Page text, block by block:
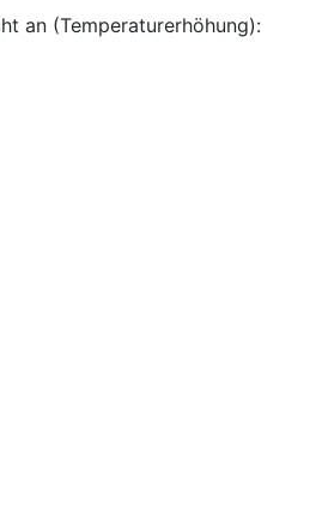
an (Temperaturerhöhung):